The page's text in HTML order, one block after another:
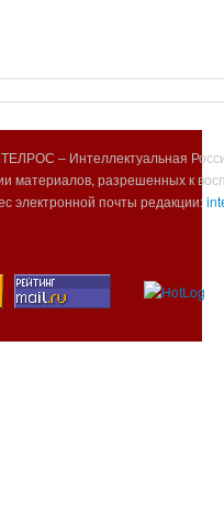
– Интеллектуальная
материалов, разрешенных к
электронной почты редакции: